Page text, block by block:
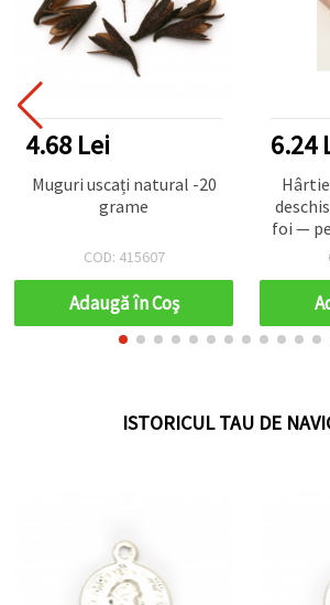
4.68 Lei
Muguri uscați natural -20
grame
COD: 415607
Adaugă în Coş
6.24
foi —
ISTORICUL TAU DE